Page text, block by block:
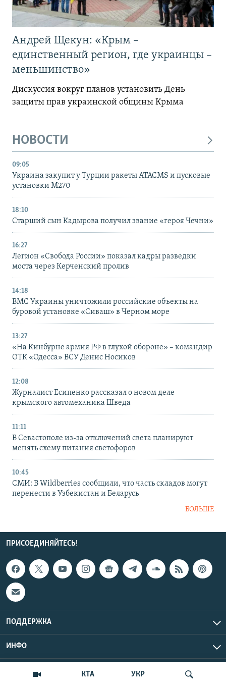
КТА УКР
Андрей Щекун: «Крым –
единственный регион, где украинцы –
меньшинство»
Дискуссия вокруг планов установить День
защиты прав украинской общины Крыма
НОВОСТИ
09:05
Украина закупит у Турции ракеты ATACMS и пусковые
установки M270
18:10
Старший сын Кадырова получил звание «героя Чечни»
16:27
Легион «Свобода России» показал кадры разведки
моста через Керченский пролив
14:18
ВМС Украины уничтожили российские объекты на
буровой установке «Сиваш» в Черном море
13:27
«На Кинбурне армия РФ в глухой обороне» – командир
ОТК «Одесса» ВСУ Денис Носиков
12:08
Журналист Есипенко рассказал о новом деле
крымского автомеханика Шведа
11:11
В Севастополе из-за отключений света планируют
менять схему питания светофоров
10:45
СМИ: В Wildberries сообщили, что часть складов могут
перенести в Узбекистан и Беларусь
БОЛЬШЕ
ПРИСОЕДИНЯЙТЕСЬ!
ПОДДЕРЖКА
ИНФО
Copyright Крым.Реалии, 2026 | Все права защищены.
UTC+3